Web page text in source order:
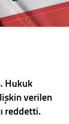
Hukuk
verilen
reddetti.